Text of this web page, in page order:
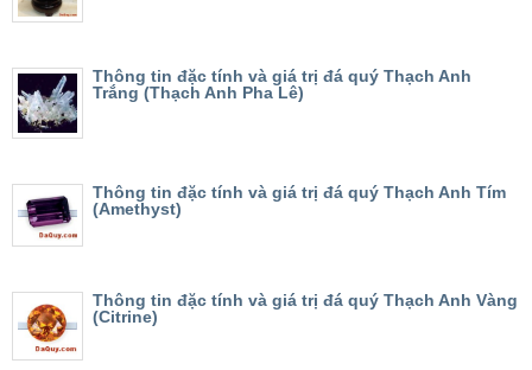
Thông tin đặc tính và giá trị đá quý Thạch Anh
Trắng (Thạch Anh Pha Lê)
Thông tin đặc tính và giá trị đá quý Thạch Anh Tím
(Amethyst)
Thông tin đặc tính và giá trị đá quý Thạch Anh Vàng
(Citrine)